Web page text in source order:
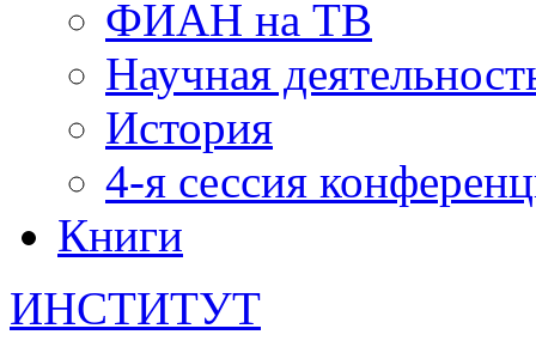
ФИАН на ТВ
Научная
История
4-я сессия
Книги
ИНСТИТУТ